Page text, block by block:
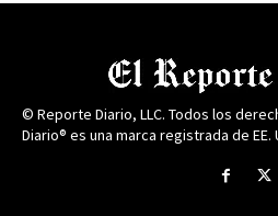
© Reporte Diario, LLC. Todos los
Diario® es una marca registrada de EE.